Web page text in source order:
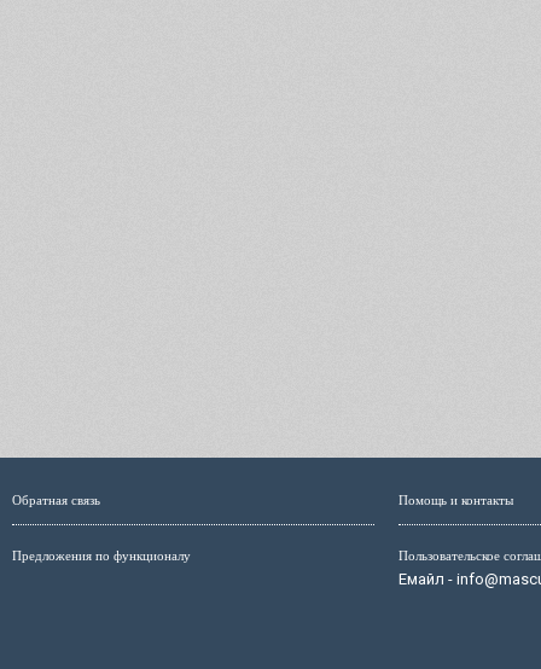
Обратная связь
Предложения по функционалу
Помощь и контакты
Пользовательское
Емайл -